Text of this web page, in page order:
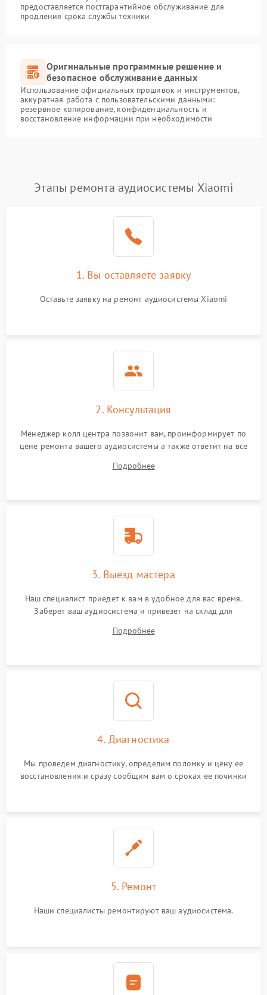
предоставляется постгарантийное обслуживание для
продления срока службы техники
Оригинальные программные решение и
безопасное обслуживание данных
Использование официальных прошивок и инструментов,
аккуратная работа с пользовательскими данными:
резервное копирование, конфиденциальность и
восстановление информации при необходимости
Этапы ремонта аудиосистемы Xiaomi
1. Вы оставляете заявку
Оставьте заявку на ремонт аудиосистемы Xiaomi
2. Консультация
Менеджер колл центра позвонит вам, проинформирует по
цене ремонта вашего аудиосистемы а также ответит на все
Подробнее
3. Выезд мастера
Наш специалист приедет к вам в удобное для вас время.
Заберет ваш аудиосистема и привезет на склад для
Подробнее
4. Диагностика
Мы проведем диагностику, определим поломку и цену ее
восстановления и сразу сообщим вам о сроках ее починки
5. Ремонт
Наши специалисты ремонтируют ваш аудиосистема.